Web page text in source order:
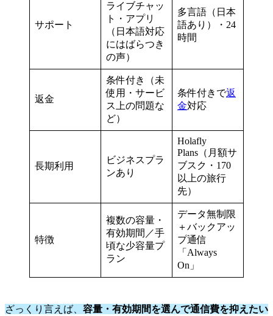
サポート
ライブチャッ
ト・アプリ
（日本語対応
にはばらつき
の声）
多言語（日本
語あり）・24
時間
返金
条件付き（未
使用・サービ
ス上の問題な
ど）
条件付きで返
金対応
長期利用
ビジネスプラ
ンあり
Holafly
Plans（月額サ
ブスク・170
以上の旅行
先）
特徴
複数の容量・
有効期間／手
頃な少容量プ
ラン
データ無制限
＋バックアッ
プ通信
「Always
On」
ざっくり言えば、 容量・有効期間を選んで通信費を抑えたい